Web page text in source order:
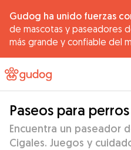
Gudog ha unido fuerzas
de mascotas y paseadores
más grande y confiable del
Paseos para
Encuentra un paseador
Cigales. Juegos y